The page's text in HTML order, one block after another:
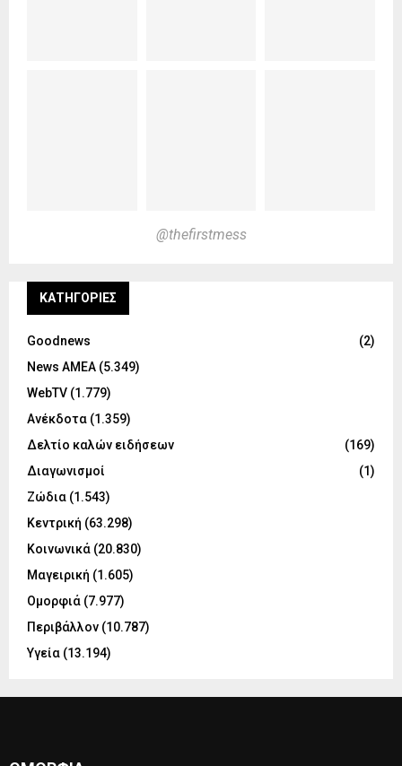
@thefirstmess
KΑΤΗΓΟΡΊΕΣ
Goodnews
(2)
News ΑΜΕΑ (5.349)
WebTV (1.779)
Ανέκδοτα (1.359)
Δελτίο καλών ειδήσεων
(169)
Διαγωνισμοί
(1)
Ζώδια (1.543)
Κεντρική (63.298)
Κοινωνικά (20.830)
Μαγειρική (1.605)
Ομορφιά (7.977)
Περιβάλλον (10.787)
Υγεία (13.194)